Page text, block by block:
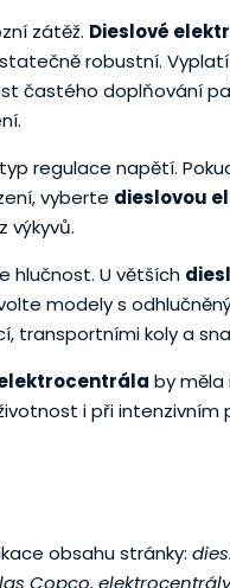
zátěž. Dieslové
robustní.
častého doplňování
regulace napětí.
vyberte dieslovou
výkyvů.
hlučnost. U větších
modely s
transportními koly a
by měla
i při intenzivním
obsahu stránky:
Copco,